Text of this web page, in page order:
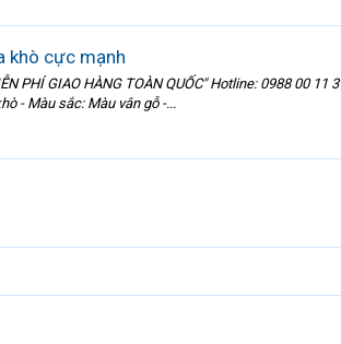
khò cực mạnh
PHÍ GIAO HÀNG TOÀN QUỐC" Hotline: 0988 00
- Màu sắc: Màu vân gỗ -...